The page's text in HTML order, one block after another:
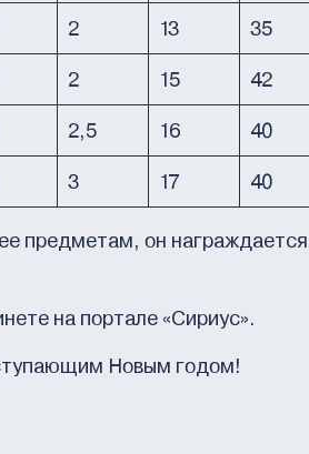
2 13 35
2 15 42
2,5 16 40
3 17 40
предметам, он награждается
на портале «Сириус».
Новым годом!